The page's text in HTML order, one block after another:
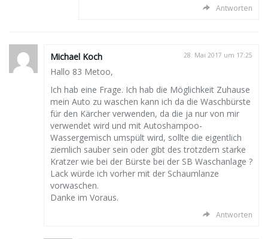
Antworten
Michael Koch 28. Mai 2017 um 17:25
Hallo 83 Metoo,
Ich hab eine Frage. Ich hab die Möglichkeit Zuhause
mein Auto zu waschen kann ich da die Waschbürste
für den Kärcher verwenden, da die ja nur von mir
verwendet wird und mit Autoshampoo-
Wassergemisch umspült wird, sollte die eigentlich
ziemlich sauber sein oder gibt des trotzdem starke
Kratzer wie bei der Bürste bei der SB Waschanlage ?
Lack würde ich vorher mit der Schaumlanze
vorwaschen.
Danke im Voraus.
Antworten